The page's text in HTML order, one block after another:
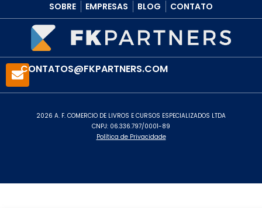
SOBRE EMPRESAS BLOG CONTATO
CONTATOS@FKPARTNERS.COM
2026 A. F. COMERCIO DE LIVROS E CURSOS ESPECIALIZADOS LTDA
CNPJ: 06.336.797/0001-89
Política de Privacidade